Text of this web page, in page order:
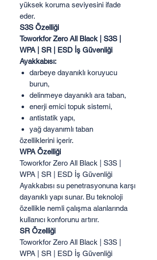
yüksek koruma seviyesini ifade
eder.
S3S Özelliği
Toworkfor Zero All Black | S3S |
WPA | SR | ESD İş Güvenliği
Ayakkabısı:
darbeye dayanıklı koruyucu
burun,
delinmeye dayanıklı ara taban,
enerji emici topuk sistemi,
antistatik yapı,
yağ dayanımlı taban
özelliklerini içerir.
WPA Özelliği
Toworkfor Zero All Black | S3S |
WPA | SR | ESD İş Güvenliği
Ayakkabısı su penetrasyonuna karşı
dayanıklı yapı sunar. Bu teknoloji
özellikle nemli çalışma alanlarında
kullanıcı konforunu artırır.
SR Özelliği
Toworkfor Zero All Black | S3S |
WPA | SR | ESD İş Güvenliği